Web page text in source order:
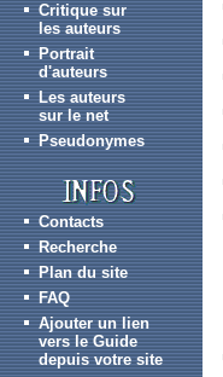
Critique sur
les auteurs
Portrait
d'auteurs
Les auteurs
sur le net
Pseudonymes
Contacts
Recherche
Plan du site
FAQ
Ajouter un lien
vers le Guide
depuis votre site